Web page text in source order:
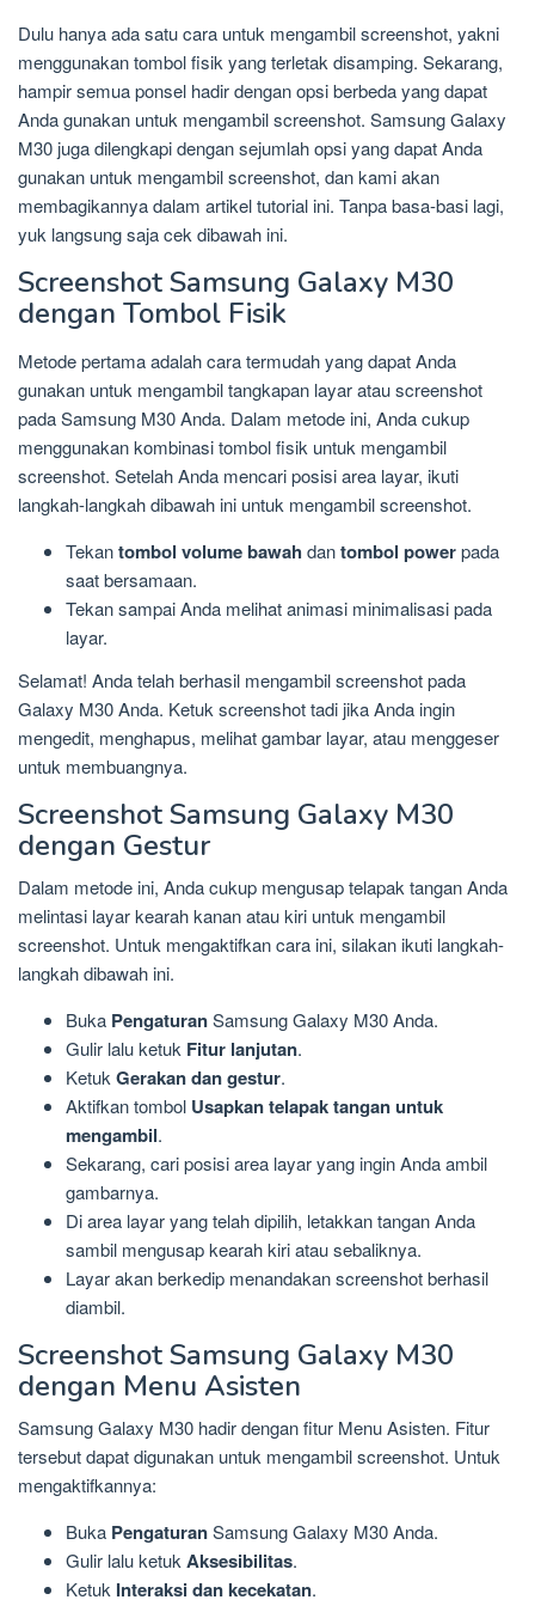
Dulu hanya ada satu cara untuk mengambil screenshot, yakni
menggunakan tombol fisik yang terletak disamping. Sekarang,
hampir semua ponsel hadir dengan opsi berbeda yang dapat
Anda gunakan untuk mengambil screenshot. Samsung Galaxy
M30 juga dilengkapi dengan sejumlah opsi yang dapat Anda
gunakan untuk mengambil screenshot, dan kami akan
membagikannya dalam artikel tutorial ini. Tanpa basa-basi lagi,
yuk langsung saja cek dibawah ini.
Screenshot Samsung Galaxy M30
dengan Tombol Fisik
Metode pertama adalah cara termudah yang dapat Anda
gunakan untuk mengambil tangkapan layar atau screenshot
pada Samsung M30 Anda. Dalam metode ini, Anda cukup
menggunakan kombinasi tombol fisik untuk mengambil
screenshot. Setelah Anda mencari posisi area layar, ikuti
langkah-langkah dibawah ini untuk mengambil screenshot.
Tekantombol volume bawah dantombol powerpada
saat bersamaan.
Tekan sampai Anda melihat animasi minimalisasi pada
layar.
Selamat! Anda telah berhasil mengambil screenshot pada
Galaxy M30 Anda. Ketuk screenshot tadi jika Anda ingin
mengedit, menghapus, melihat gambar layar, atau menggeser
untuk membuangnya.
Screenshot Samsung Galaxy M30
dengan Gestur
Dalam metode ini, Anda cukup mengusap telapak tangan Anda
melintasi layar kearah kanan atau kiri untuk mengambil
screenshot. Untuk mengaktifkan cara ini, silakan ikuti langkah-
langkah dibawah ini.
Buka PengaturanSamsung Galaxy M30 Anda.
Gulir lalu ketuk Fitur lanjutan.
Ketuk Gerakan dan gestur.
Aktifkan tombol Usapkan telapak tangan untuk
mengambil.
Sekarang, cari posisi area layar yang ingin Anda ambil
gambarnya.
Di area layar yang telah dipilih, letakkan tangan Anda
sambil mengusap kearah kiri atau sebaliknya.
Layar akan berkedip menandakan screenshot berhasil
diambil.
Screenshot Samsung Galaxy M30
dengan Menu Asisten
Samsung Galaxy M30 hadir dengan fitur Menu Asisten. Fitur
tersebut dapat digunakan untuk mengambil screenshot. Untuk
mengaktifkannya:
Buka PengaturanSamsung Galaxy M30 Anda.
Gulir lalu ketuk Aksesibilitas.
Ketuk Interaksi dan kecekatan.